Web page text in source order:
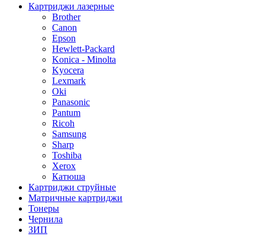
Картриджи лазерные
Brother
Canon
Epson
Hewlett-Packard
Konica - Minolta
Kyocera
Lexmark
Oki
Panasonic
Pantum
Ricoh
Samsung
Sharp
Toshiba
Xerox
Катюша
Картриджи струйные
Матричные картриджи
Тонеры
Чернила
ЗИП